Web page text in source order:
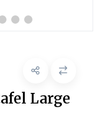
Large